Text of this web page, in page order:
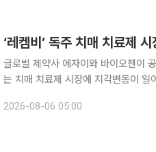
‘레켐비’ 독주 치매 치료제
글로벌 제약사 에자이와 바이오젠이
는 치매 치료제 시장에 지각변동이 일
용 신약 개발도 막바지에 도달하면서
2026-08-06 05:00